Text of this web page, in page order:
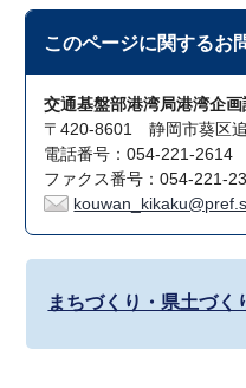
このページに関するお
交通基盤部港湾局港湾企画
〒420-8601 静岡市葵区
電話番号：054-221-2614
ファクス番号：054-221-
まちづくり・県土づく